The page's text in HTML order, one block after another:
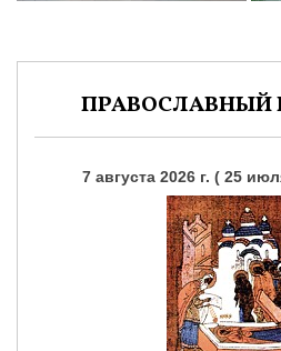
ПРАВОСЛАВНЫЙ
7 августа 2026 г. ( 25